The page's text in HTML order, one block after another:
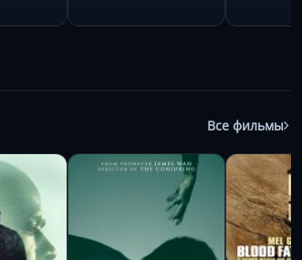
Все фильмы